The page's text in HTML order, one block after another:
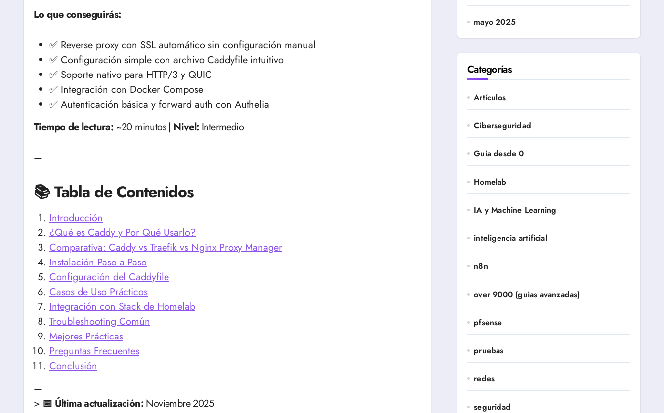
Lo que conseguirás:
✅ Reverse proxy con SSL automático sin configuración manual
✅ Configuración simple con archivo Caddyfile intuitivo
✅ Soporte nativo para HTTP/3 y QUIC
✅ Integración con Docker Compose
✅ Autenticación básica y forward auth con Authelia
Tiempo de lectura: ~20 minutos | Nivel: Intermedio
—
📚 Tabla de Contenidos
Introducción
¿Qué es Caddy y Por Qué Usarlo?
Comparativa: Caddy vs Traefik vs Nginx Proxy Manager
Instalación Paso a Paso
Configuración del Caddyfile
Casos de Uso Prácticos
Integración con Stack de Homelab
Troubleshooting Común
Mejores Prácticas
Preguntas Frecuentes
Conclusión
—
> 📅 Última actualización: Noviembre 2025
mayo 2025
Categorías
Artículos
Ciberseguridad
Guia desde 0
Homelab
IA y Machine Learning
inteligencia artificial
n8n
over 9000 (guias avanzadas)
pfsense
pruebas
redes
seguridad